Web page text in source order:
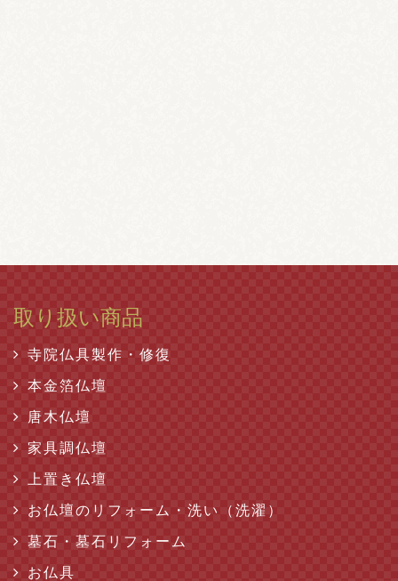
取り扱い商品
寺院仏具製作・修復
本金箔仏壇
唐木仏壇
家具調仏壇
上置き仏壇
お仏壇のリフォーム・洗い（洗濯）
墓石・墓石リフォーム
お仏具